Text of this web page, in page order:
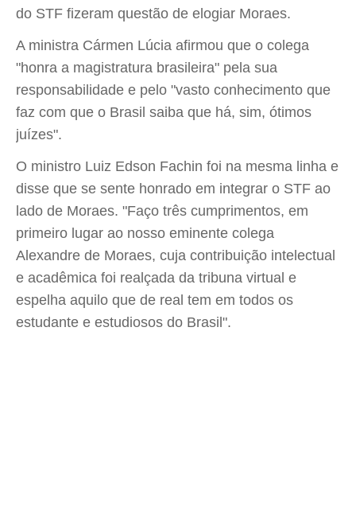
do STF fizeram questão de elogiar Moraes.
A ministra Cármen Lúcia afirmou que o colega
"honra a magistratura brasileira" pela sua
responsabilidade e pelo "vasto conhecimento que
faz com que o Brasil saiba que há, sim, ótimos
juízes".
O ministro Luiz Edson Fachin foi na mesma linha e
disse que se sente honrado em integrar o STF ao
lado de Moraes. "Faço três cumprimentos, em
primeiro lugar ao nosso eminente colega
Alexandre de Moraes, cuja contribuição intelectual
e acadêmica foi realçada da tribuna virtual e
espelha aquilo que de real tem em todos os
estudante e estudiosos do Brasil".